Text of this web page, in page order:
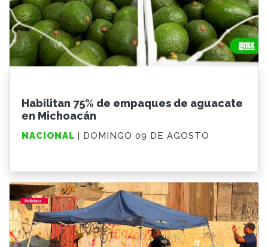
Habilitan 75% de empaques de aguacate
en Michoacán
NACIONAL | DOMINGO 09 DE AGOSTO